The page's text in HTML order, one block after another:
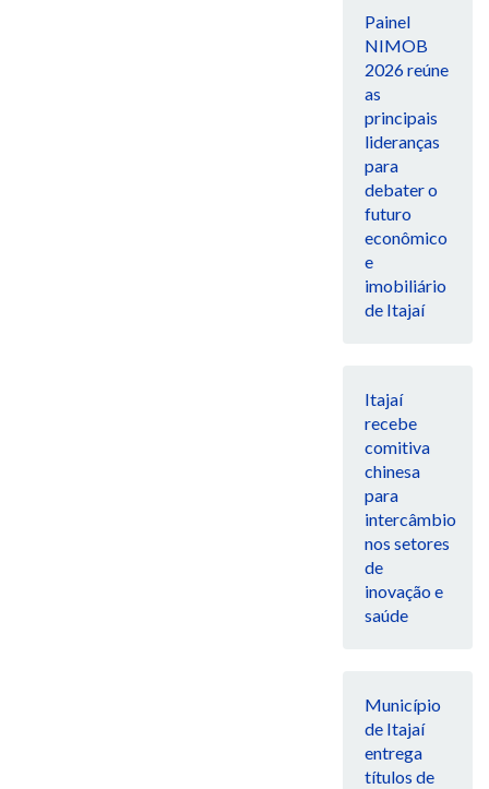
Painel
NIMOB
2026 reúne
as
principais
lideranças
para
debater o
futuro
econômico
e
imobiliário
de Itajaí
Itajaí
recebe
comitiva
chinesa
para
intercâmbio
nos setores
de
inovação e
saúde
Município
de Itajaí
entrega
títulos de